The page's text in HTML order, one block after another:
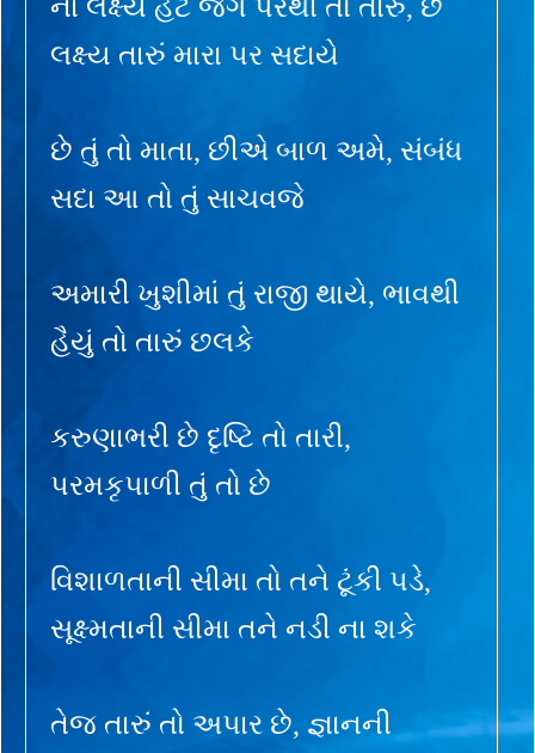
ના લક્ષ્ય હટે જગ પરથી તો તારું, છે
લક્ષ્ય તારું મારા પર સદાયે
છે તું તો માતા, છીએ બાળ અમે, સંબંધ
સદા આ તો તું સાચવજે
અમારી ખુશીમાં તું રાજી થાયે, ભાવથી
હૈયું તો તારું છલકે
કરુણાભરી છે દૃષ્ટિ તો તારી,
પરમકૃપાળી તું તો છે
વિશાળતાની સીમા તો તને ટૂંકી પડે,
સૂક્ષ્મતાની સીમા તને નડી ના શકે
તેજ તારું તો અપાર છે, જ્ઞાનની